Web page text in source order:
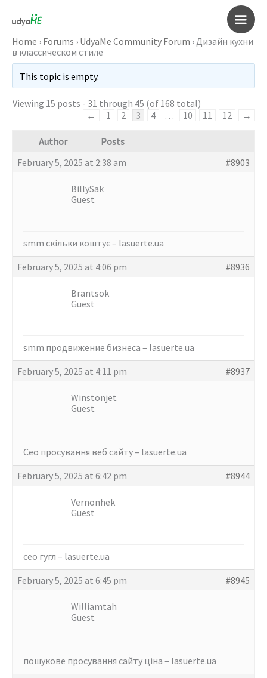
content
Main
Home › Forums › UdyaMe Community Forum ›Дизайн кухни
в классическом стиле
This topic is empty.
Viewing 15 posts - 31 through 45 (of 168 total)
←
1 2 3 4 … 10 11 12 →
Author
Posts
February 5, 2025 at 2:38 am
#8903
BillySak
Guest
smm скільки коштує – lasuerte.ua
February 5, 2025 at 4:06 pm
#8936
Brantsok
Guest
smm продвижение бизнеса – lasuerte.ua
February 5, 2025 at 4:11 pm
#8937
Winstonjet
Guest
Сео просування веб сайту – lasuerte.ua
February 5, 2025 at 6:42 pm
#8944
Vernonhek
Guest
сео гугл – lasuerte.ua
February 5, 2025 at 6:45 pm
#8945
Williamtah
Guest
пошукове просування сайту ціна – lasuerte.ua